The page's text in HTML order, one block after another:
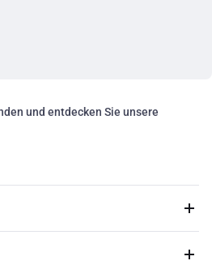
und entdecken Sie unsere